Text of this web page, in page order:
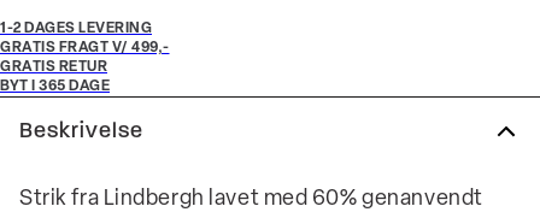
1-2 DAGES LEVERING
GRATIS FRAGT V/ 499,-
GRATIS RETUR
BYT I 365 DAGE
Beskrivelse
Strik fra Lindbergh lavet med 60% genanvendt